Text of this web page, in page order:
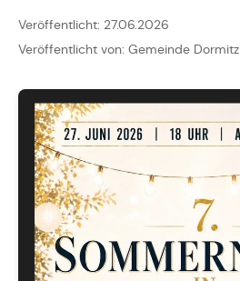
Veröffentlicht: 27.06.2026
Veröffentlicht von: Gemeinde Dormitz